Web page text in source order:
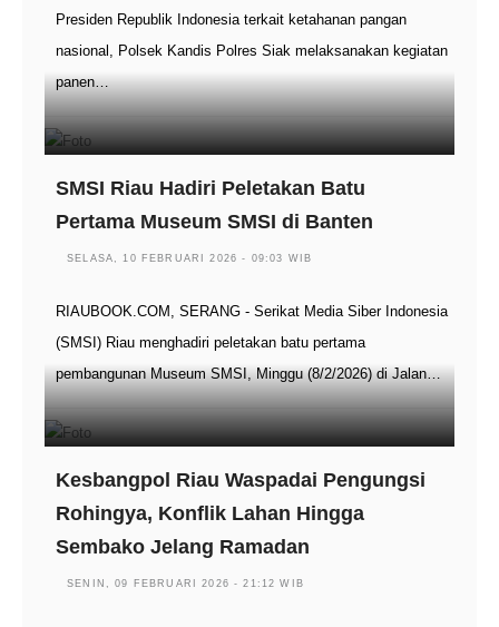
Presiden Republik Indonesia terkait ketahanan pangan
nasional, Polsek Kandis Polres Siak melaksanakan kegiatan
panen…
SMSI Riau Hadiri Peletakan Batu
Pertama Museum SMSI di Banten
SELASA, 10 FEBRUARI 2026 - 09:03 WIB
RIAUBOOK.COM, SERANG - Serikat Media Siber Indonesia
(SMSI) Riau menghadiri peletakan batu pertama
pembangunan Museum SMSI, Minggu (8/2/2026) di Jalan…
Kesbangpol Riau Waspadai Pengungsi
Rohingya, Konflik Lahan Hingga
Sembako Jelang Ramadan
SENIN, 09 FEBRUARI 2026 - 21:12 WIB